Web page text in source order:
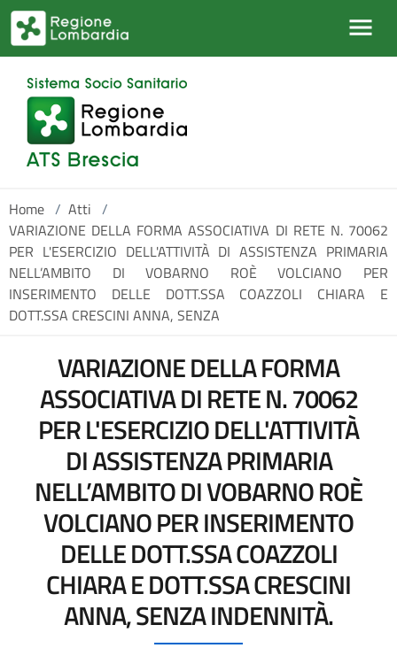
Salta al contenuto principale
Home / Atti /
VARIAZIONE DELLA FORMA ASSOCIATIVA DI RETE N. 70062
PER L'ESERCIZIO DELL'ATTIVITÀ DI ASSISTENZA PRIMARIA
NELL’AMBITO DI VOBARNO ROÈ VOLCIANO PER
INSERIMENTO DELLE DOTT.SSA COAZZOLI CHIARA E
DOTT.SSA CRESCINI ANNA, SENZA
VARIAZIONE DELLA FORMA
ASSOCIATIVA DI RETE N. 70062
PER L'ESERCIZIO DELL'ATTIVITÀ
DI ASSISTENZA PRIMARIA
NELL’AMBITO DI VOBARNO ROÈ
VOLCIANO PER INSERIMENTO
DELLE DOTT.SSA COAZZOLI
CHIARA E DOTT.SSA CRESCINI
ANNA, SENZA INDENNITÀ.